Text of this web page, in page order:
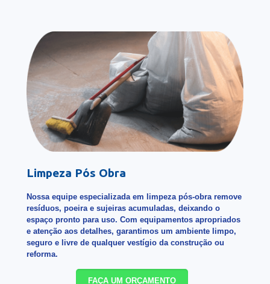
Limpeza Pós Obra
Nossa equipe especializada em limpeza pós-obra remove
resíduos, poeira e sujeiras acumuladas, deixando o
espaço pronto para uso. Com equipamentos apropriados
e atenção aos detalhes, garantimos um ambiente limpo,
seguro e livre de qualquer vestígio da construção ou
reforma.
FAÇA UM ORÇAMENTO